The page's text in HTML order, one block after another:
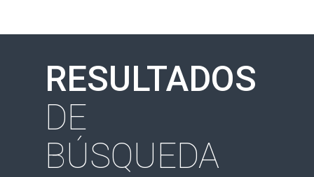
RESULTADOS
DE
BÚSQUEDA